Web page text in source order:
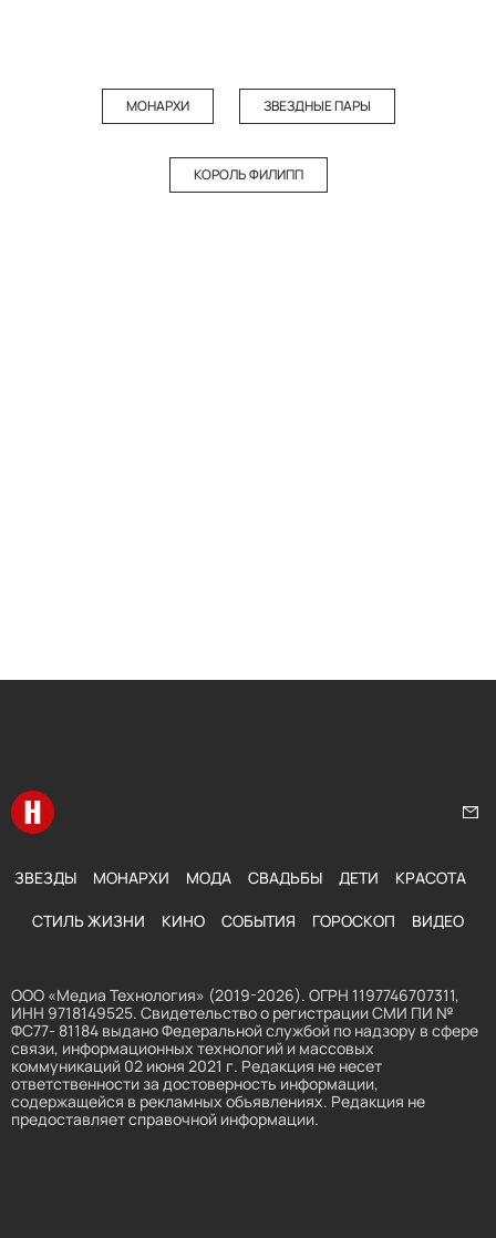
МОНАРХИ ЗВЕЗДНЫЕ ПАРЫ
КОРОЛЬ ФИЛИПП
Перейти на главную
ЗВЕЗДЫ МОНАРХИ МОДА СВАДЬБЫ ДЕТИ КРАСОТА
СТИЛЬ ЖИЗНИ КИНО СОБЫТИЯ ГОРОСКОП ВИДЕО
ООО «Медиа Технология» (2019-2026). ОГРН 1197746707311,
ИНН 9718149525. Свидетельство о регистрации СМИ ПИ №
ФС77- 81184 выдано Федеральной службой по надзору в сфере
связи, информационных технологий и массовых
коммуникаций 02 июня 2021 г. Редакция не несет
ответственности за достоверность информации,
содержащейся в рекламных объявлениях. Редакция не
предоставляет справочной информации.